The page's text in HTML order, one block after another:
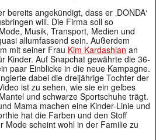
bereits angekündigt, dass er ‚DONDA‘
will. Die Firma soll so
Musik, Transport, Medien und
allumfassend sein. Außerdem
mit seiner Frau Kim Kardashian an
Kinder. Auf Snapchat gewährte die 36-
paar Einblicke in die neue Kampagne.
dabei die dreijährige Tochter der
ist zu sehen, wie sie ein gelbes
und schwarze Sportschuhe trägt.
Mama machen eine Kinder-Linie und
hat die Farben und den Stoff
Mode scheint wohl in der Familie zu